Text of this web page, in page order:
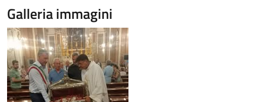
Galleria immagini